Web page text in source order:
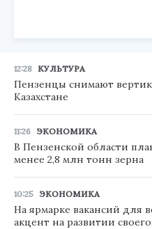
12:28 КУЛЬТУРА
Пензенцы снимают
Казахстане
11:26 ЭКОНОМИКА
В Пензенской области
менее 2,8 млн тонн зерна
10:25 ЭКОНОМИКА
На ярмарке вакансий для
акцент на развитии